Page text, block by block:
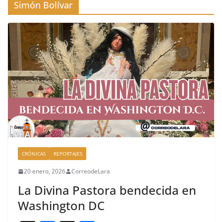
Simón Bolívar
CRÓNICAS REPORTAJES
20 enero, 2026 CorreodeLara
La Divina Pastora bendecida en
Washington DC